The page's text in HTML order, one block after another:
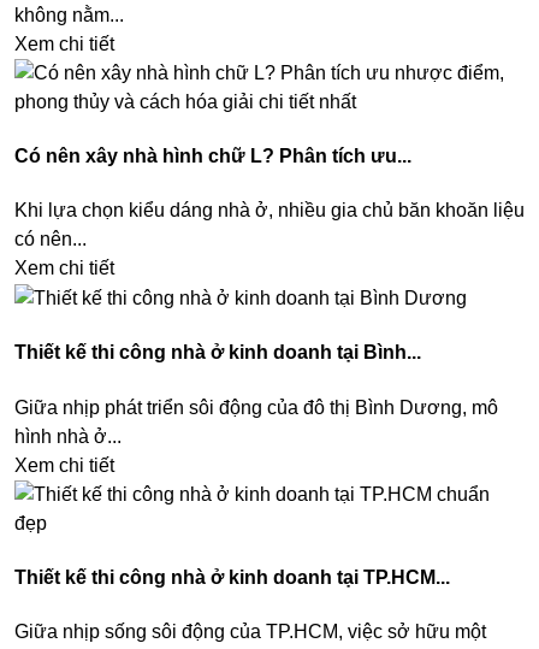
không nằm...
Xem chi tiết
Có nên xây nhà hình chữ L? Phân tích ưu...
Khi lựa chọn kiểu dáng nhà ở, nhiều gia chủ băn khoăn liệu
có nên...
Xem chi tiết
Thiết kế thi công nhà ở kinh doanh tại Bình...
Giữa nhịp phát triển sôi động của đô thị Bình Dương, mô
hình nhà ở...
Xem chi tiết
Thiết kế thi công nhà ở kinh doanh tại TP.HCM...
Giữa nhịp sống sôi động của TP.HCM, việc sở hữu một